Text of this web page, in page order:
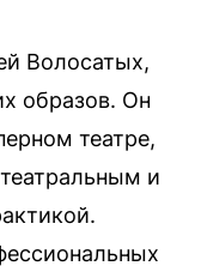
Волосатых,
образов. Он
театре,
и